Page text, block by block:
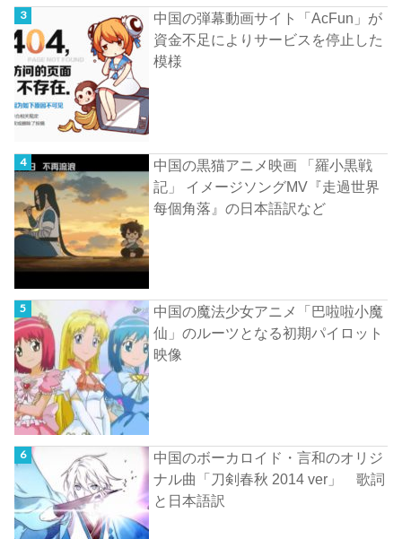
中国の弾幕動画サイト「AcFun」が
資金不足によりサービスを停止した
模様
中国の黒猫アニメ映画 「羅小黒戦
記」 イメージソングMV『走過世界
每個角落』の日本語訳など
中国の魔法少女アニメ「巴啦啦小魔
仙」のルーツとなる初期パイロット
映像
中国のボーカロイド・言和のオリジ
ナル曲「刀剣春秋 2014 ver」 歌詞
と日本語訳